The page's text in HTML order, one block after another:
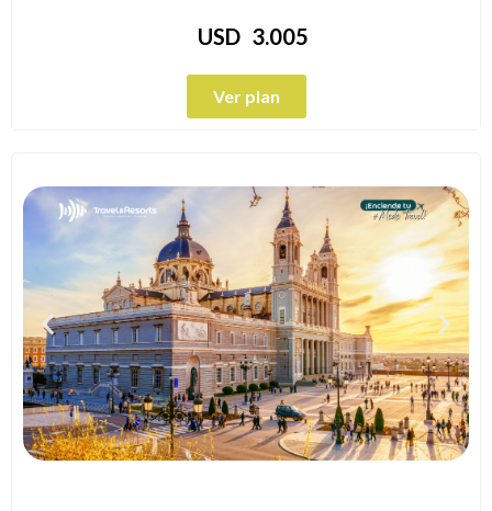
USD 3.005
Ver plan